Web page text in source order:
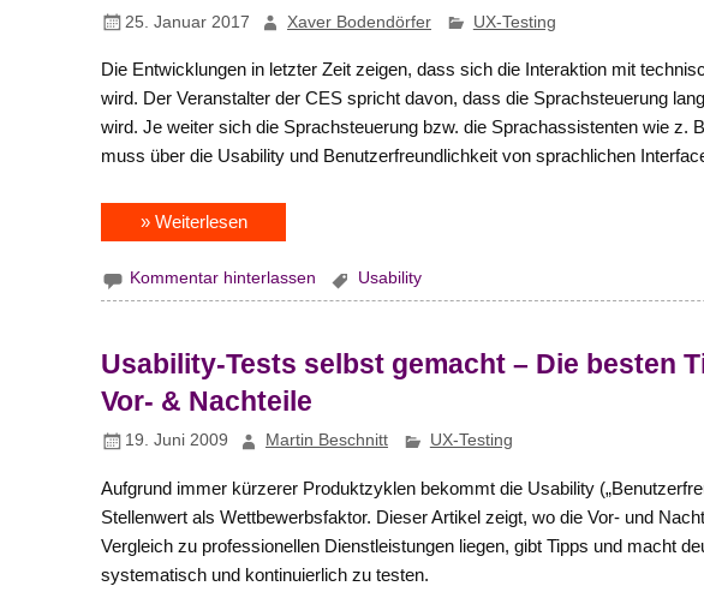
25. Januar 2017 Xaver Bodendörfer UX-Testing
Die Entwicklungen in letzter Zeit zeigen, dass sich die Interaktion mit
wird. Der Veranstalter der CES spricht davon, dass die Sprachsteuerung
wird. Je weiter sich die Sprachsteuerung bzw. die Sprachassistenten wie z.
muss über die Usability und Benutzerfreundlichkeit von sprachlichen
» Weiterlesen
Kommentar hinterlassen Usability
Usability-Tests selbst gemacht – Die besten
Vor- & Nachteile
19. Juni 2009 Martin Beschnitt UX-Testing
Aufgrund immer kürzerer Produktzyklen bekommt die Usability
Stellenwert als Wettbewerbsfaktor. Dieser Artikel zeigt, wo die Vor- und
Vergleich zu professionellen Dienstleistungen liegen, gibt Tipps und macht
systematisch und kontinuierlich zu testen.